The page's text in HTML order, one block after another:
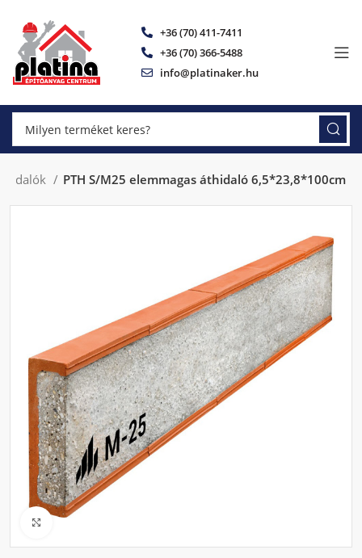
+36 (70) 411-7411
+36 (70) 366-5488
info@platinaker.hu
PTH S/M25 elemmagas áthidaló 6,5*23,8*100cm
Click to enlarge